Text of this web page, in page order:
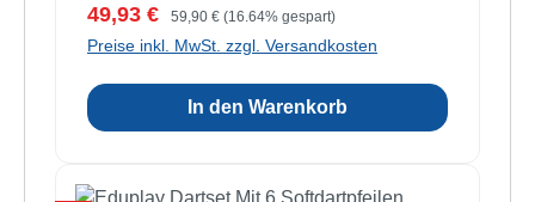
Verkaufspreis:
49,93 € Regulärer Preis:
59,90 € (16.64% gespart)
Preise inkl. MwSt. zzgl. Versandkosten
In den Warenkorb